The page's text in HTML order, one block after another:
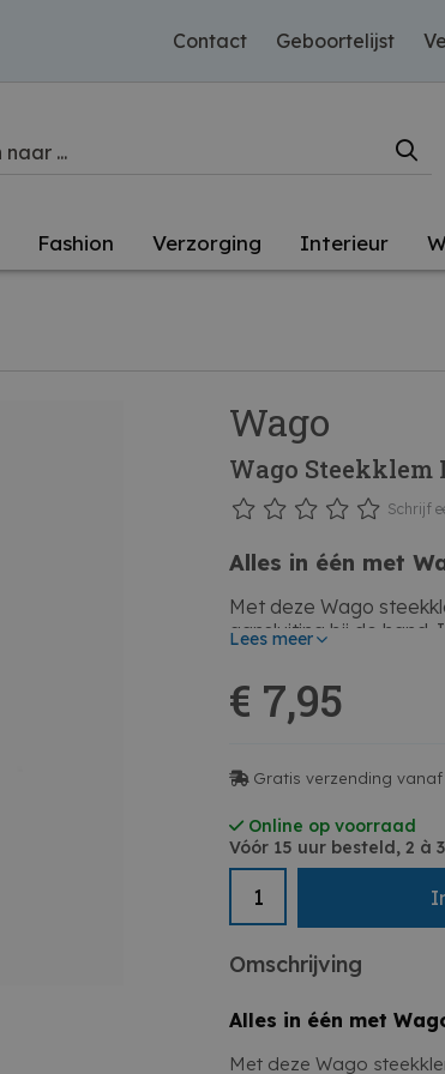
Contact Geboortelijst
Fashion Verzorging Interieur
Wago
Wago Steekklem
Schrijf
Alles in één met
Met deze Wago
aansluiting bij de hand.
Hoe gebruik je
hendels werk je snel,
Waarvoor gebruik
Deze mix steekklem is
algemene elektrische
verschillende
Mix van
Snelle montage met
Ideaal voor renovatie
Samenvatting
Met deze Wago
Lees meer
€ 7,95
Gratis verzending
Online op voorraad
Vóór 15 uur besteld, 2 à
Omschrijving
Alles in één met
Met deze Wago